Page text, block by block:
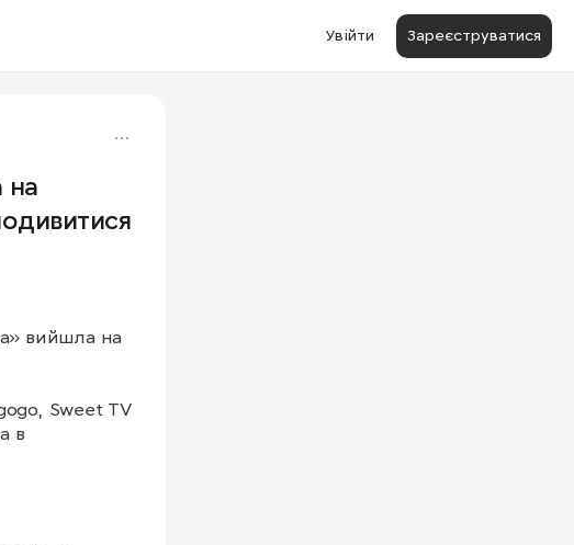
Увійти Зареєструватися
на
вийшла на
Sweet TV
в